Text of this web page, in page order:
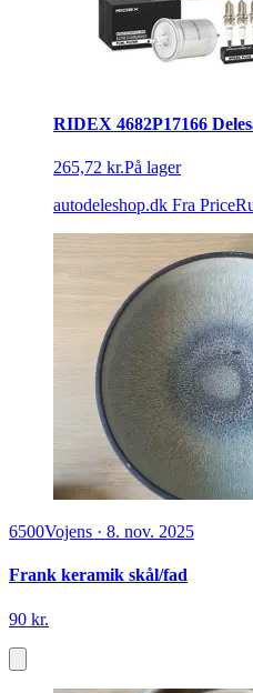
RIDEX 4682P17166
265,72 kr.På lager
autodeleshop.dk Fra
6500Vojens · 8. nov. 2025
Frank keramik skål/fad
90 kr.